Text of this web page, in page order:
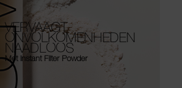
VERVAAGT
ONVOLKOMENHEDEN
NAADLOOS
Met Instant Filter Powder